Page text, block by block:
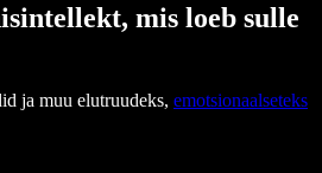
mis loeb sulle
ja muu elutruudeks, emotsionaalseteks